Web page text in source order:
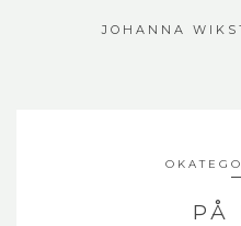
JOHANNA
PÅ